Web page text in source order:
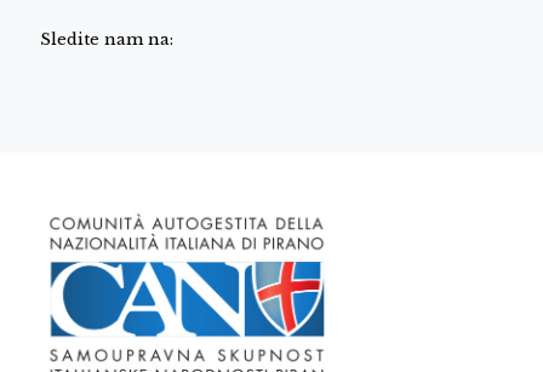
Sledite nam na: